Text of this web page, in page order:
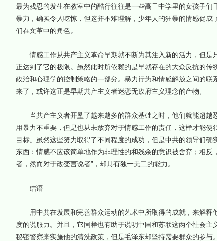
最为残忍的发生在教室中的酷行往往是一些高干中学里的女孩子
暴力，确实令人吃惊，但这并不难理解，少年人的狂暴的情感促
们在文革中的角色。
情感工作从共产主义革命早期就不断为其注入新的活力，但是
正达到了它的极限。虽然此时所依赖的是早就存在的大众反抗的
政治和心理学的控制策略的一部分。暴力行为和情感解放之间的
来了，或许这正是早期共产主义者迷恋无政府主义理念的产物。
当共产主义者开垦了越来越多的群众基础之时，他们就能超越
用暴力不重要，但是也从未放弃对于情感工作的责任，这样才能
目标。虽然这些努力取得了不同程度的成功，但是中共的领导们
东西：情感不应该简单地作为非理性的和残余的意识被舍弃；相反
者，然而对于改变言说者”，却具有独一无二的能力。
结语
用中共在发展和完善群众运动的艺术中所取得的成就，来解释
度的说服力。并且，它同样也有助于说明中国和苏联这两个社会
秘密警察来实施他的清洗政策，但是毛泽东却坚持需要群众的参